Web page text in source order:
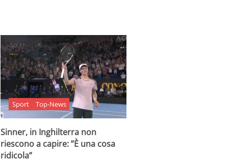
Sport Top-News
Sinner, in Inghilterra non
riescono a capire: ”È una cosa
ridicola”